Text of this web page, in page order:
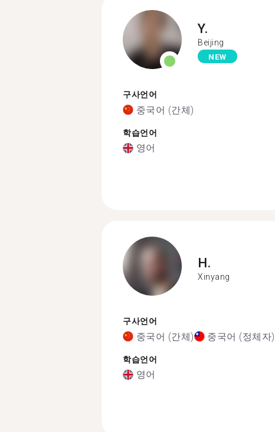
Y.
Beijing
NEW
구사언어
중국어 (간체)
학습언어
영어
H.
Xinyang
구사언어
중국어 (간체) 중국어 (정체자)
학습언어
영어